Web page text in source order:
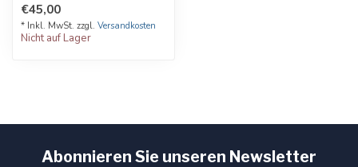
M...
€45,00
* Inkl. MwSt. zzgl. Versandkosten
Nicht auf Lager
Abonnieren Sie unseren Newsletter